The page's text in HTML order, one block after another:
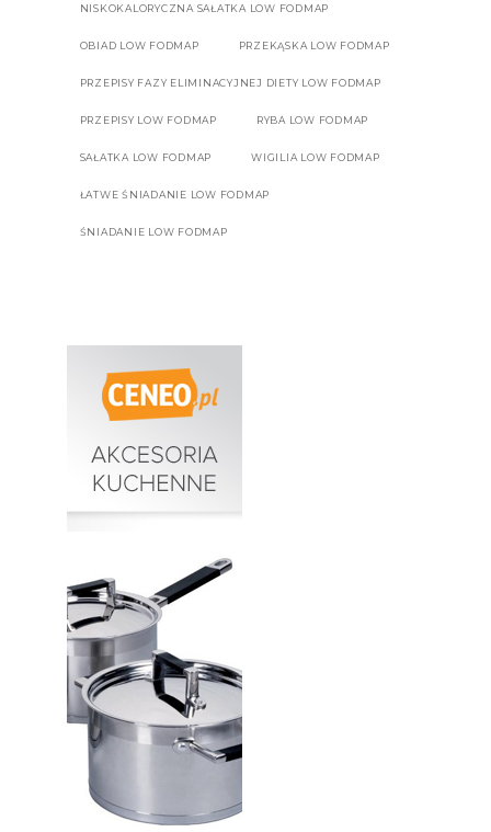
NISKOKALORYCZNA SAŁATKA LOW FODMAP
OBIAD LOW FODMAP PRZEKĄSKA LOW FODMAP
PRZEPISY FAZY ELIMINACYJNEJ DIETY LOW FODMAP
PRZEPISY LOW FODMAP RYBA LOW FODMAP
SAŁATKA LOW FODMAP WIGILIA LOW FODMAP
ŁATWE ŚNIADANIE LOW FODMAP
ŚNIADANIE LOW FODMAP